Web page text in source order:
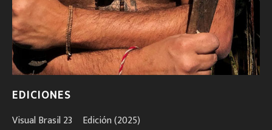
EDICIONES
Visual Brasil 23º Edición (2025)